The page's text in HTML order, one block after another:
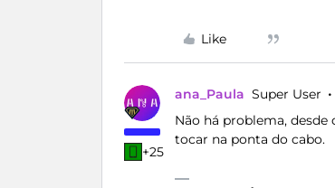
Like
+25
ana_Paula Super User
Não há problema,
tocar na ponta do cabo.